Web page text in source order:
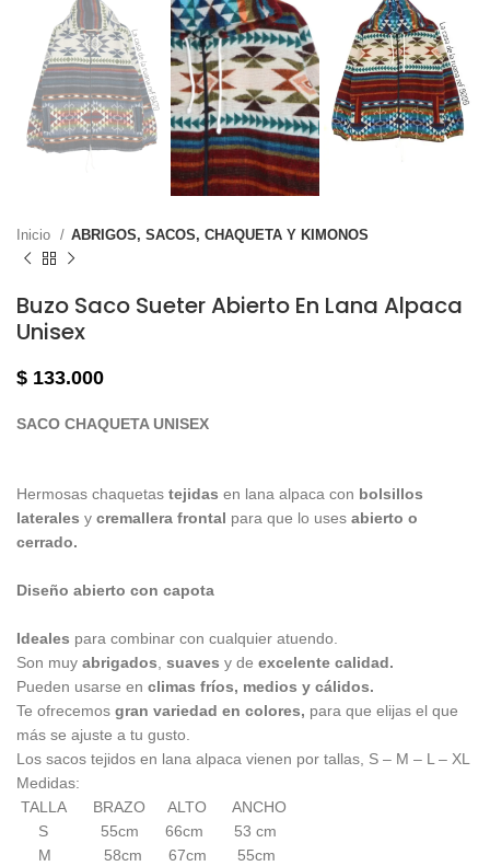
Inicio ABRIGOS, SACOS, CHAQUETA Y KIMONOS
Buzo Saco Sueter Abierto En Lana Alpaca
Unisex
$ 133.000
SACO CHAQUETA UNISEX
Hermosas chaquetas tejidas en lana alpaca con bolsillos
laterales y cremallera frontal para que lo uses abierto o
cerrado.
Diseño abierto con capota
Ideales para combinar con cualquier atuendo.
Son muy abrigados suaves y de excelente calidad.
Pueden usarse en climas fríos, medios y cálidos.
Te ofrecemos gran variedad en colores, para que elijas el que
más se ajuste a tu gusto.
Los sacos tejidos en lana alpaca vienen por tallas, S – M – L – XL
Medidas:
TALLA BRAZO ALTO ANCHO
S 55cm 66cm 53 cm
M 58cm 67cm 55cm